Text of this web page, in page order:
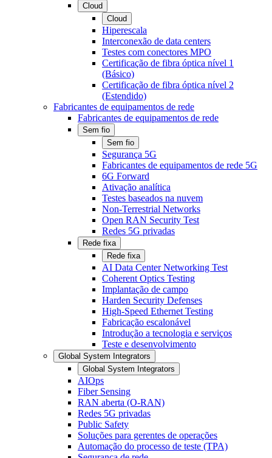
Cloud
Cloud
Hiperescala
Interconexão de data centers
Testes com conectores MPO
Certificação de fibra óptica nível 1
(Básico)
Certificação de fibra óptica nível 2
(Estendido)
Fabricantes de equipamentos de rede
Fabricantes de equipamentos de rede
Sem fio
Sem fio
Segurança 5G
Fabricantes de equipamentos de rede 5G
6G Forward
Ativação analítica
Testes baseados na nuvem
Non-Terrestrial Networks
Open RAN Security Test
Redes 5G privadas
Rede fixa
Rede fixa
AI Data Center Networking Test
Coherent Optics Testing
Implantação de campo
Harden Security Defenses
High-Speed Ethernet Testing
Fabricação escalonável
Introdução a tecnologia e serviços
Teste e desenvolvimento
Global System Integrators
Global System Integrators
AIOps
Fiber Sensing
RAN aberta (O-RAN)
Redes 5G privadas
Public Safety
Soluções para gerentes de operações
Automação do processo de teste (TPA)